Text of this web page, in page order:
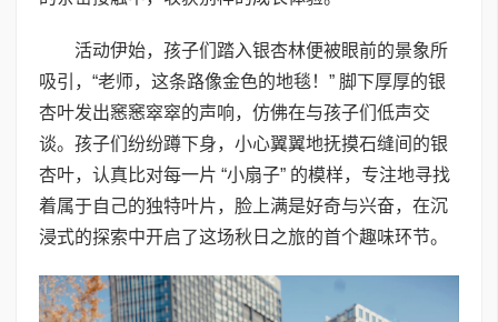
活动伊始，孩子们踏入银杏林便被眼前的景象所
吸引，“老师，这条路像金色的地毯！” 脚下厚厚的银
杏叶发出窸窸窣窣的声响，仿佛在与孩子们低声交
谈。孩子们纷纷蹲下身，小心翼翼地抚摸石缝间的银
杏叶，认真比对每一片 “小扇子” 的模样，专注地寻找
着属于自己的独特叶片，脸上满是好奇与兴奋，在沉
浸式的探索中开启了这场秋日之旅的首个趣味环节。